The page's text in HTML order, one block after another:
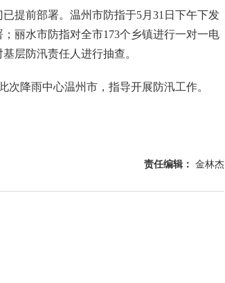
前部署。温州市防指于5月31日下午下发
丽水市防指对全市173个乡镇进行一对一电
层防汛责任人进行抽查。
降雨中心温州市，指导开展防汛工作。
责任编辑： 金林杰